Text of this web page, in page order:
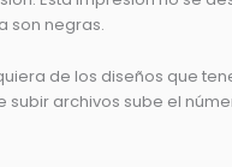
son negras.
de los diseños que
subir archivos sube el